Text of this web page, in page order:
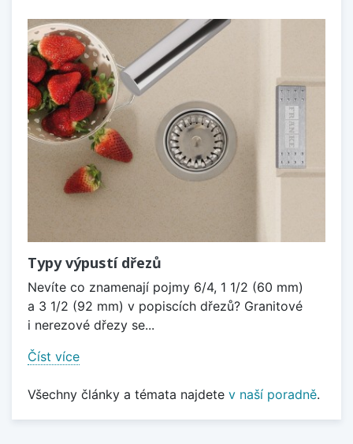
Typy výpustí dřezů
Nevíte co znamenají pojmy 6/4, 1 1/2 (60 mm)
a 3 1/2 (92 mm) v popiscích dřezů? Granitové
i nerezové dřezy se...
Číst více
Všechny články a témata najdete v naší poradně.